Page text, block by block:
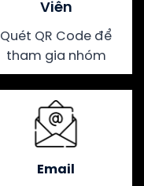
Viên
Quét QR Code để
tham gia nhóm
Email